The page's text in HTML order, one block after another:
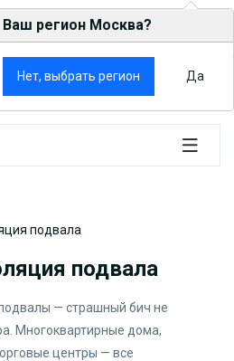
г. Москва, ул. Кетчерская, д. 13
в MAX Rutube VK
0
подвала
подвала
— страшный бич не
Многоквартирные дома,
центры — все
Ваш регион Москва?
Нет, выбрать регион Да